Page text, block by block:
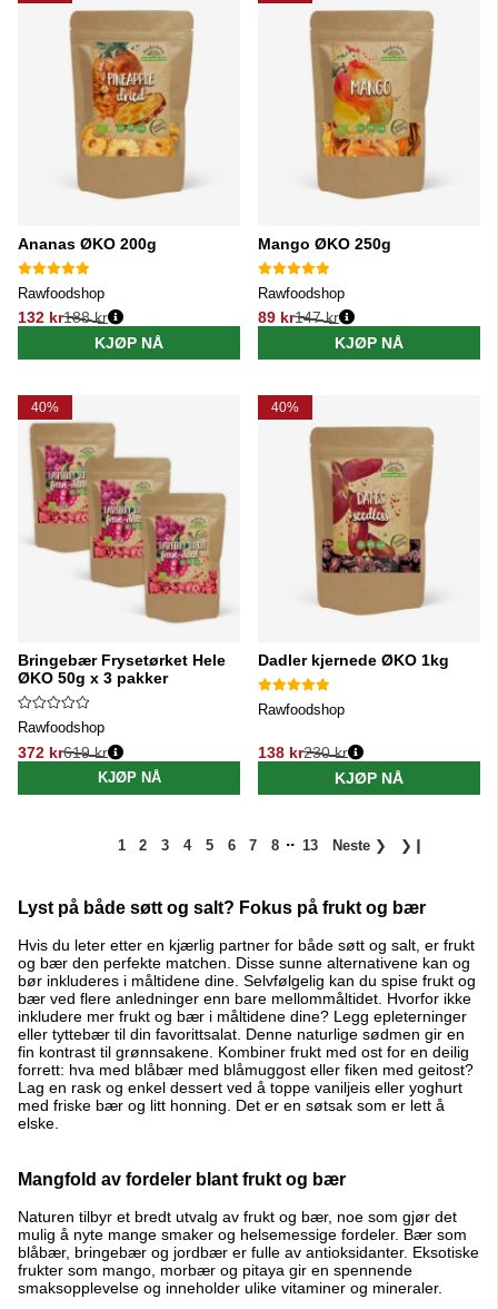
Ananas ØKO 200g
Rawfoodshop
132 kr
Vanlig pris:
188 kr
KJØP NÅ
Mango ØKO 250g
Rawfoodshop
89 kr
Vanlig pris:
147 kr
KJØP NÅ
40%
Bringebær Frysetørket Hele
ØKO 50g x 3 pakker
Rawfoodshop
372 kr
Vanlig pris:
619 kr
KJØP NÅ
40%
Dadler kjernede ØKO 1kg
Rawfoodshop
138 kr
Vanlig pris:
230 kr
KJØP NÅ
1 2 3 4 5 6 7 8 .. 13 Neste ❯ ❯❙
Lyst på både søtt og salt? Fokus på frukt og bær
Hvis du leter etter en kjærlig partner for både søtt og salt, er frukt
og bær den perfekte matchen. Disse sunne alternativene kan og
bør inkluderes i måltidene dine. Selvfølgelig kan du spise frukt og
bær ved flere anledninger enn bare mellommåltidet. Hvorfor ikke
inkludere mer frukt og bær i måltidene dine? Legg epleterninger
eller tyttebær til din favorittsalat. Denne naturlige sødmen gir en
fin kontrast til grønnsakene. Kombiner frukt med ost for en deilig
forrett: hva med blåbær med blåmuggost eller fiken med geitost?
Lag en rask og enkel dessert ved å toppe vaniljeis eller yoghurt
med friske bær og litt honning. Det er en søtsak som er lett å
elske.
Mangfold av fordeler blant frukt og bær
Naturen tilbyr et bredt utvalg av frukt og bær, noe som gjør det
mulig å nyte mange smaker og helsemessige fordeler. Bær som
blåbær, bringebær og jordbær er fulle av antioksidanter. Eksotiske
frukter som mango, morbær og pitaya gir en spennende
smaksopplevelse og inneholder ulike vitaminer og mineraler.